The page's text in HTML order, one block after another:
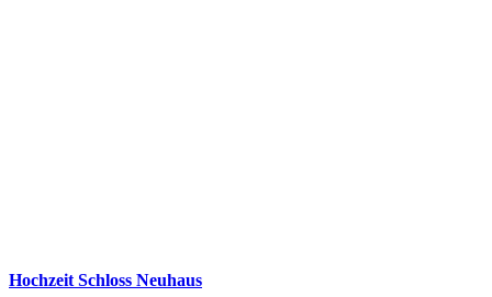
Hochzeit Schloss Neuhaus